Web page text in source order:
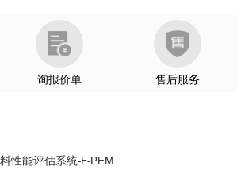
询报价单 售后服务
性能评估系统-F-PEM